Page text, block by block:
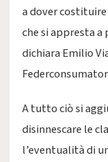
a dover
che si appresta a
dichiara Emilio
A tutto ciò si
disinnescare le
l’eventualità di